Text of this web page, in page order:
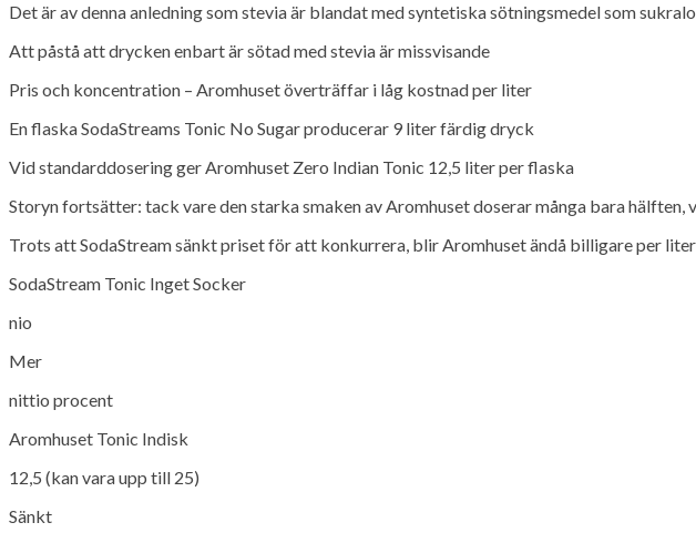
Det är av denna anledning som stevia är blandat med syntetiska sötningsmedel som
Att påstå att drycken enbart är sötad med stevia är missvisande
Pris och koncentration – Aromhuset överträffar i låg kostnad per liter
En flaska SodaStreams Tonic No Sugar producerar 9 liter färdig dryck
Vid standarddosering ger Aromhuset Zero Indian Tonic 12,5 liter per flaska
Storyn fortsätter: tack vare den starka smaken av Aromhuset doserar många bara
Trots att SodaStream sänkt priset för att konkurrera, blir Aromhuset ändå billigare per
SodaStream Tonic Inget Socker
nio
Mer
nittio procent
Aromhuset Tonic Indisk
12,5 (kan vara upp till 25)
Sänkt